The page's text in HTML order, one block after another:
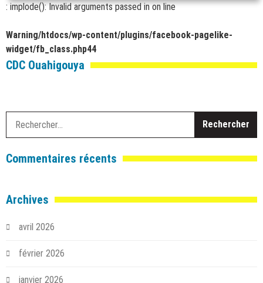
: implode(): Invalid arguments passed inon line
Warning/htdocs/wp-content/plugins/facebook-pagelike-
widget/fb_class.php44
CDC Ouahigouya
Commentaires récents
Archives
avril 2026
février 2026
janvier 2026